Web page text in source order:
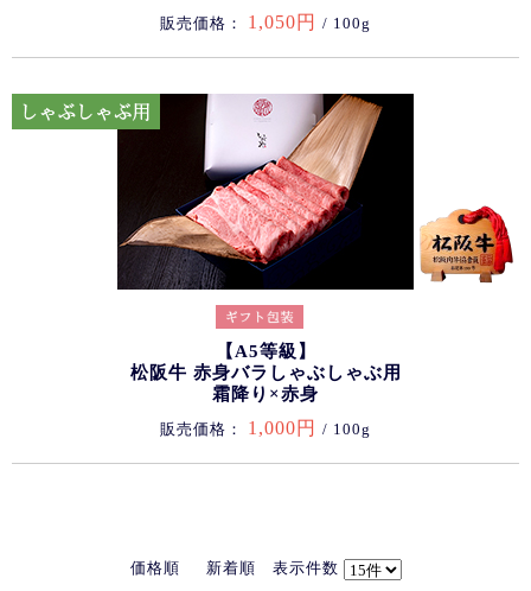
販売価格： 1,050円 / 100g
【A5等級】
松阪牛 赤身バラしゃぶしゃぶ用
霜降り×赤身
販売価格： 1,000円 / 100g
価格順 新着順 表示件数